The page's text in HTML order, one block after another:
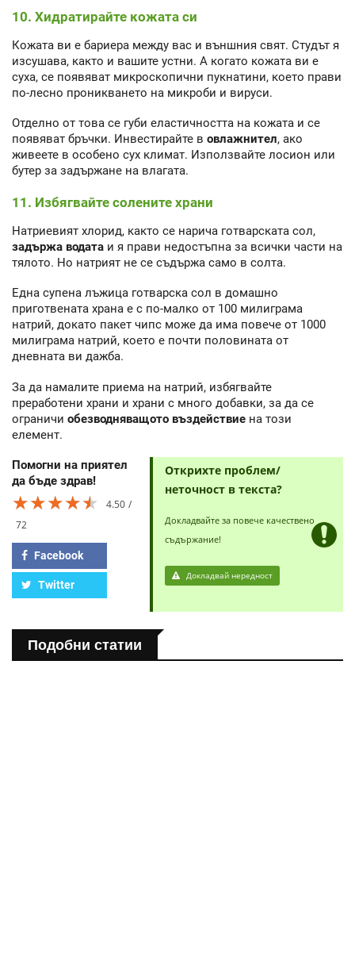
10. Хидратирайте кожата си
Кожата ви е бариера между вас и външния свят. Студът я
изсушава, както и вашите устни. А когато кожата ви е
суха, се появяват микроскопични пукнатини, което прави
по-лесно проникването на микроби и вируси.
Отделно от това се губи еластичността на кожата и се
появяват бръчки. Инвестирайте в овлажнител, ако
живеете в особено сух климат. Използвайте лосион или
бутер за задържане на влагата.
11. Избягвайте солените храни
Натриевият хлорид, както се нарича готварската сол,
задържа водата и я прави недостъпна за всички части на
тялото. Но натрият не се съдържа само в солта.
Една супена лъжица готварска сол в домашно
приготвената храна е с по-малко от 100 милиграма
натрий, докато пакет чипс може да има повече от 1000
милиграма натрий, което е почти половината от
дневната ви дажба.
За да намалите приема на натрий, избягвайте
преработени храни и храни с много добавки, за да се
ограничи обезводняващото въздействие на този
елемент.
Помогни на приятел
да бъде здрав!
★★★★★
★★★★★
★★★★★
4.50
72
Facebook
Twitter
Открихте проблем/
неточност в текста?
Докладвайте за повече качествено
съдържание!
Докладвай нередност
Подобни статии